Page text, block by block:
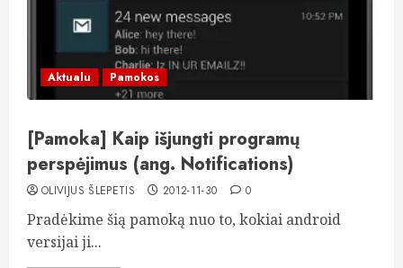
Aktualu Pamokos
[Pamoka] Kaip išjungti programų
perspėjimus (ang. Notifications)
OLIVIJUS ŠLEPETIS 2012-11-30 0
Pradėkime šią pamoką nuo to, kokiai android
versijai ji...